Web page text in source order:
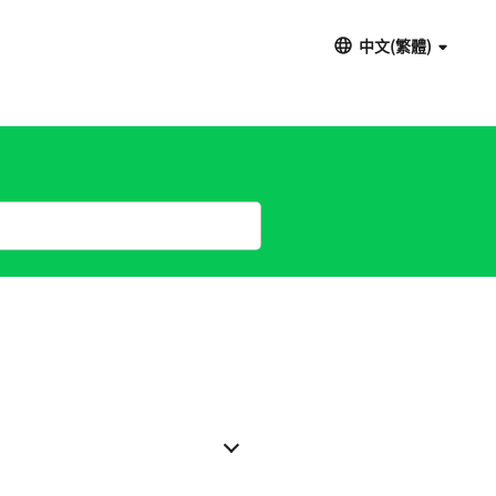
中文(繁體)